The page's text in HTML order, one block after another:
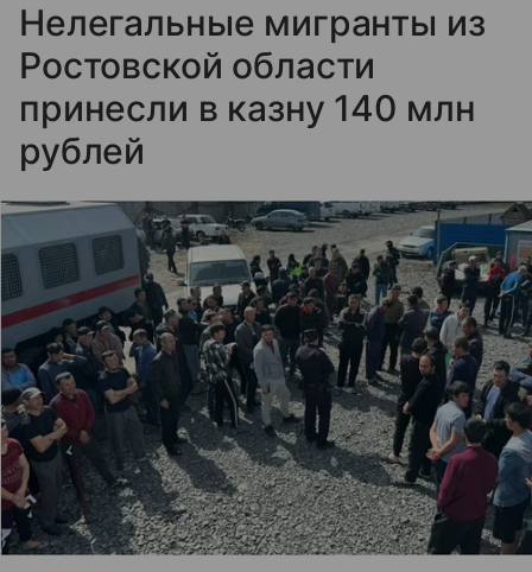
Нелегальные мигранты из
Ростовской области
принесли в казну 140 млн
рублей